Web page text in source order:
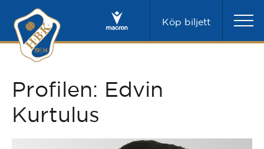
Köp biljett
Profilen: Edvin
Kurtulus